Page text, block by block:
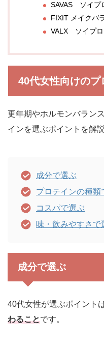
SAVAS ソイプ
FIXIT メイクバ
VALX ソイプロ
40代女性向けの
更年期やホルモンバラン
インを選ぶポイントを解説
成分で選ぶ
プロテインの種類
コスパで選ぶ
味・飲みやすさで
成分で選ぶ
40代女性が選ぶポイントは
わることです。